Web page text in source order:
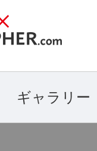
ギャラリー